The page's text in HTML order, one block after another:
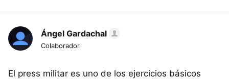
Ángel Gardachal
Colaborador
El press militar es uno de los ejercicios básicos